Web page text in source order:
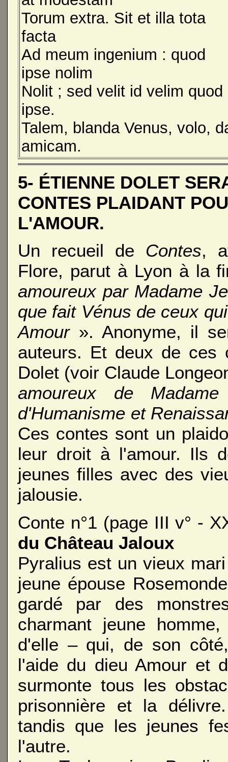
Torum extra. Sit et illa tota
facta
Ad meum ingenium : quod
ipse nolim
Nolit ; sed velit id velim quod
ipse.
Talem, blanda Venus, volo,
amicam.
5- ÉTIENNE DOLET
CONTES PLAIDANT
L'AMOUR.
Un recueil de Contes,
Flore, parut à Lyon à la
amoureux par Madame
que fait Vénus de ceux
Amour ». Anonyme, il
auteurs. Et deux de ces
Dolet (voir Claude
amoureux de
d'Humanisme et
Ces contes sont un
leur droit à l'amour. Ils
jeunes filles avec des
jalousie.
Conte n°1 (page III v° -
du Château Jaloux
Pyralius est un vieux
jeune épouse
gardé par des
charmant jeune
d'elle – qui, de son
l'aide du dieu Amour et
surmonte tous les
prisonnière et la
tandis que les jeunes
l'autre.